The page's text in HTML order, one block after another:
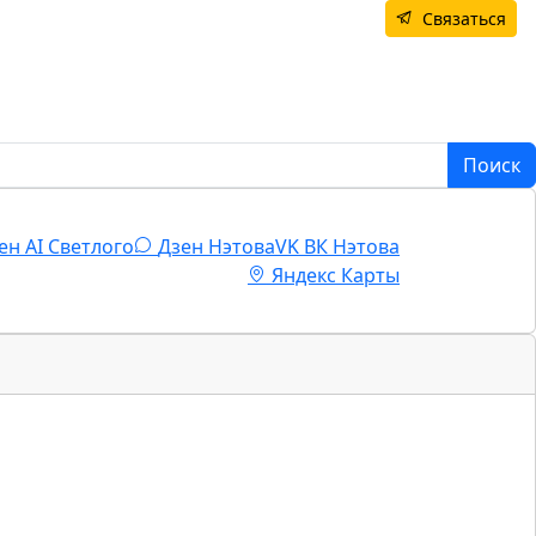
Связаться
Поиск
AI Светлого Дзен НэтоваVK ВК Нэтова
Яндекс Карты